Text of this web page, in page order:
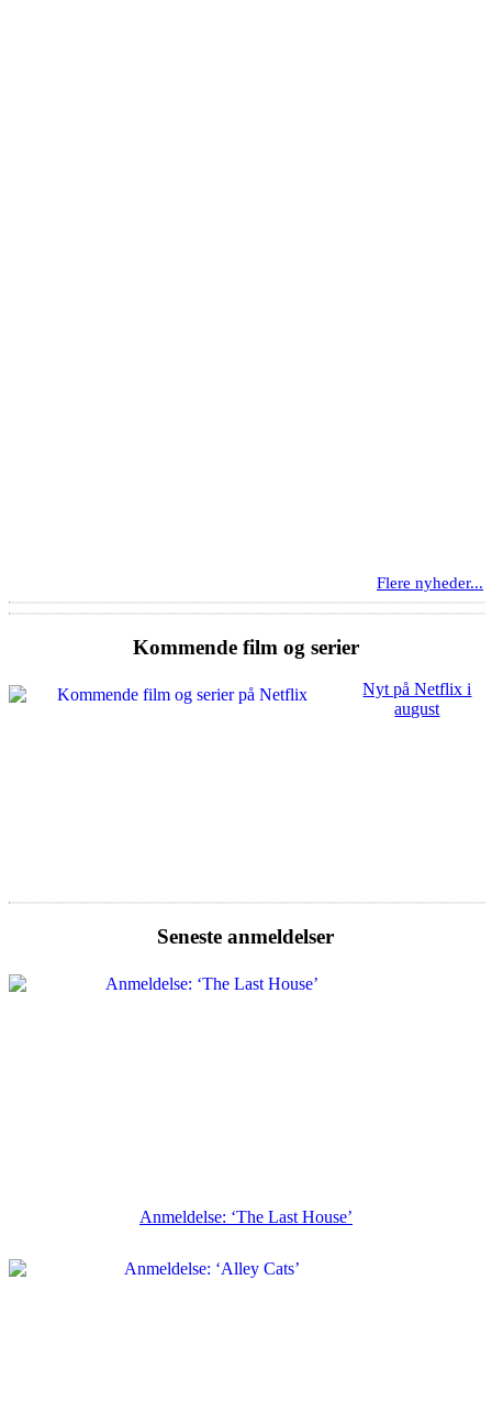
Flere nyheder...
Kommende film og serier
Nyt på Netflix i
august
Seneste anmeldelser
Anmeldelse: ‘The Last House’